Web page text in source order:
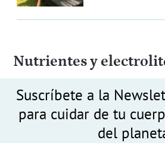
Nutrientes y
Suscríbete a la
para cuidar de tu
del